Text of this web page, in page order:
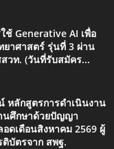
Generative AI เพื่อ
ยาศาสตร์ รุ่นที่ 3 ผ่าน
วท. (วันที่รับสมัคร...
หลักสูตรการดำเนินงาน
นศึกษาด้วยปัญญา
ดเดือนสิงหาคม 2569 ผู้
ติบัตรจาก สพฐ.